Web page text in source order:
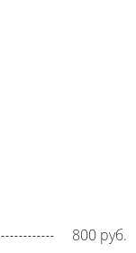
800 руб.